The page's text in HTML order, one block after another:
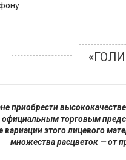
приобрести
торговым
вариации этого лицевого
множества расцветок — от